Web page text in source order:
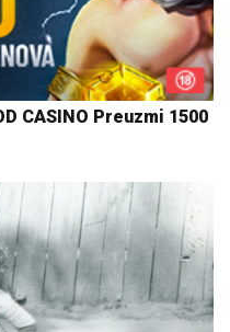
CASINO Preuzmi 1500